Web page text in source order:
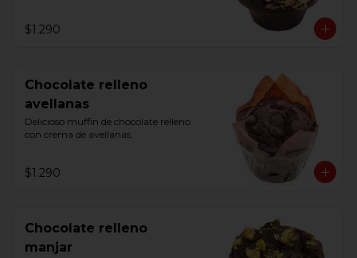
$1.290
Chocolate relleno
avellanas
Delicioso muffin de chocolate relleno
con crema de avellanas.
$1.290
Chocolate relleno
manjar